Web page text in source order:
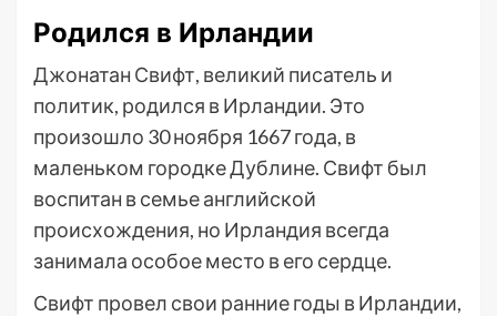
Родился в Ирландии
Джонатан Свифт, великий писатель и
политик, родился в Ирландии. Это
произошло 30 ноября 1667 года, в
маленьком городке Дублине. Свифт был
воспитан в семье английской
происхождения, но Ирландия всегда
занимала особое место в его сердце.
Свифт провел свои ранние годы в Ирландии,